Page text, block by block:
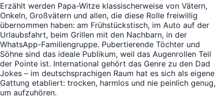
Erzählt werden Papa-Witze klassischerweise von Vätern,
Onkeln, Großvätern und allen, die diese Rolle freiwillig
übernommen haben: am Frühstückstisch, im Auto auf der
Urlaubsfahrt, beim Grillen mit den Nachbarn, in der
WhatsApp-Familiengruppe. Pubertierende Töchter und
Söhne sind das ideale Publikum, weil das Augenrollen Teil
der Pointe ist. International gehört das Genre zu den Dad
Jokes – im deutschsprachigen Raum hat es sich als eigene
Gattung etabliert: trocken, harmlos und nie peinlich genug,
um aufzuhören.